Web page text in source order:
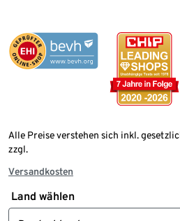
Alle Preise verstehen sich inkl.
zzgl.
Versandkosten
Land wählen